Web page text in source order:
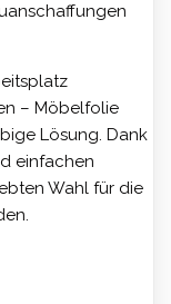
– Möbelfolie
Lösung. Dank
einfachen
Wahl für die